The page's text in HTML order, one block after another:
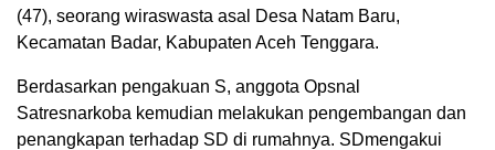
(47), seorang wiraswasta asal Desa Natam Baru,
Kecamatan Badar, Kabupaten Aceh Tenggara.
Berdasarkan pengakuan S, anggota Opsnal
Satresnarkoba kemudian melakukan pengembangan dan
penangkapan terhadap SD di rumahnya. SDmengakui